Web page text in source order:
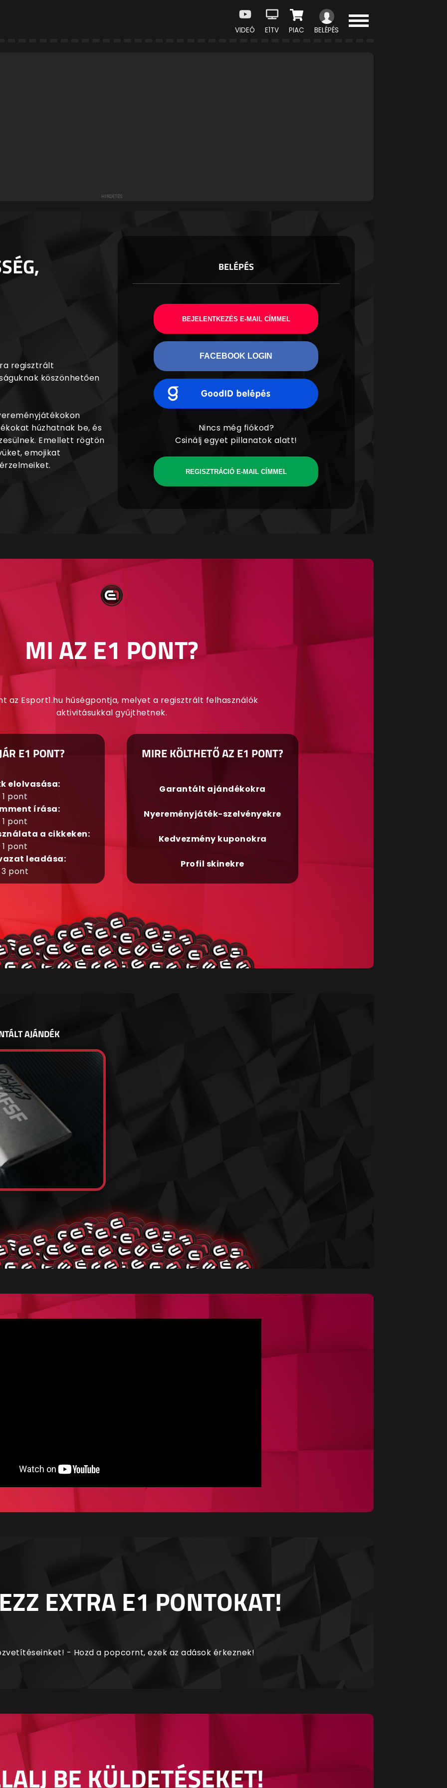
VIDEÓ E1TV PIAC BELÉPÉS
regisztrált
köszönhetően
húzhatnak be, és
Emellett rögtön
emojikat
BELÉPÉS
BEJELENTKEZÉS E-MAIL CÍMMEL
FACEBOOK LOGIN
Nincs még fiókod?
Csinálj egyet pillanatok alatt!
REGISZTRÁCIÓ E-MAIL CÍMMEL
MI AZ E1 PONT?
az Esport1.hu hűségpontja, melyet a regisztrált felhasználók
aktivitásukkal gyűjthetnek.
E1 PONT?
elolvasása:
1 pont
írása:
1 pont
a cikkeken:
1 pont
leadása:
3 pont
MIRE KÖLTHETŐ AZ E1 PONT?
Garantált ajándékokra
Nyereményjáték-szelvényekre
Kedvezmény kuponokra
Profil skinekre
AJÁNDÉK
EXTRA E1 PONTOKAT!
- Hozd a popcornt, ezek az adások érkeznek!
BE KÜLDETÉSEKET!